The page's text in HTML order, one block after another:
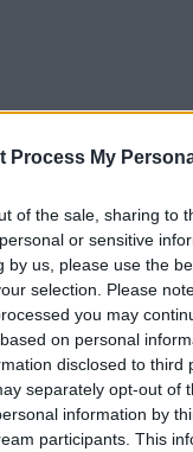
Process My
of the sale, sharing to
or sensitive
by us, please use the
selection. Please
you may
on personal
disclosed to third
separately opt-out of
information by
participants. This
apvirto.
policijos